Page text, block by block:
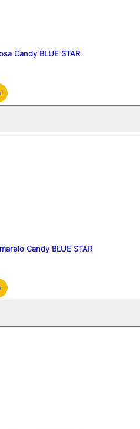
Candy BLUE STAR
Candy BLUE STAR